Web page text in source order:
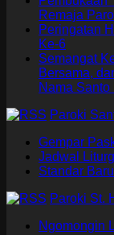
Remaja
Peringatan
Ke-6
Semangat
Bersama,
Nama
Paroki
Gempar
Jadwal
Standar
Paroki St.
Ngomongin